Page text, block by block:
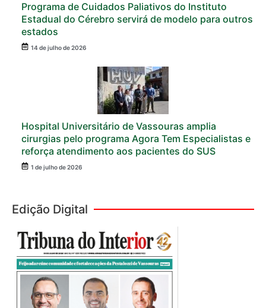
Programa de Cuidados Paliativos do Instituto
Estadual do Cérebro servirá de modelo para outros
estados
14 de julho de 2026
Hospital Universitário de Vassouras amplia
cirurgias pelo programa Agora Tem Especialistas e
reforça atendimento aos pacientes do SUS
1 de julho de 2026
Edição Digital